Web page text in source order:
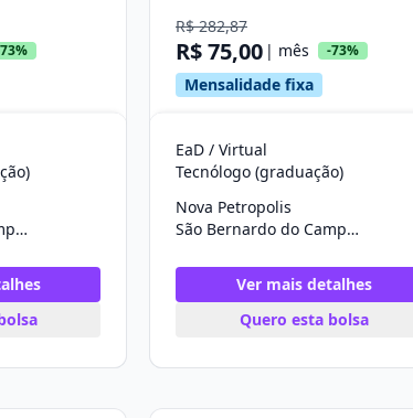
São Bernardo do Campo/SP
R$ 282,87
R$ 75,00 | mês -73%
Mensalidade fixa
EaD / Virtual
Tecnólogo (graduação)
Nova Petropolis
São Bernardo do Campo/SP
Ver mais detalhes
Quero esta bolsa